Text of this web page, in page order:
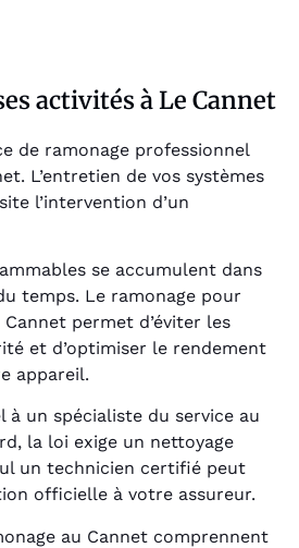
activités à Le Cannet
de ramonage professionnel
L’entretien de vos systèmes
l’intervention d’un
se accumulent dans
temps. Le ramonage pour
permet d’éviter les
et d’optimiser le rendement
appareil.
à un spécialiste du service au
la loi exige un nettoyage
un technicien certifié peut
officielle à votre assureur.
au Cannet comprennent